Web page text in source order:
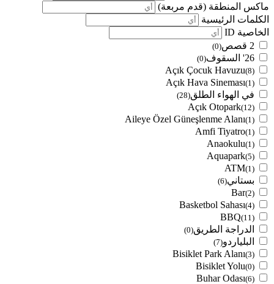
ماكس المنطقة (قدم مربعة)
الكلمات الرئيسية
الخاصية ID
2 قصص
(0)
26' السقوف (0)
Açık Çocuk Havuzu(8)
Açık Hava Sineması(1)
في الهواء الطلق(28)
Açık Otopark(12)
Aileye Özel Güneşlenme Alanı(1)
Amfi Tiyatro(1)
Anaokulu(1)
Aquapark(5)
ATM(1)
بستاني(6)
Bar(2)
Basketbol Sahası(4)
BBQ(11)
الدراجة الطريق(0)
البلياردو(7)
Bisiklet Park Alanı(3)
Bisiklet Yolu(0)
Buhar Odası(6)